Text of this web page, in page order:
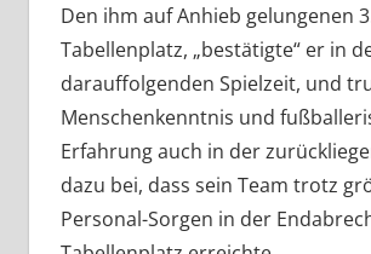
Den ihm auf Anhieb gelungenen
Tabellenplatz, „bestätigte“ er in
darauffolgenden Spielzeit, und
Menschenkenntnis und
Erfahrung auch in der
dazu bei, dass sein Team trotz
Personal-Sorgen in der